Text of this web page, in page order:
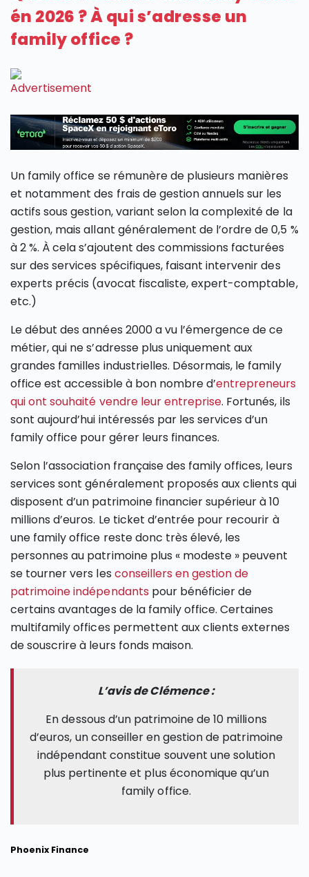
én 2026 ? À qui s’adresse un
family office ?
Un family office se rémunère de plusieurs manières
et notamment des frais de gestion annuels sur les
actifs sous gestion, variant selon la complexité de la
gestion, mais allant généralement de l’ordre de 0,5 %
à 2 %. À cela s’ajoutent des commissions facturées
sur des services spécifiques, faisant intervenir des
experts précis (avocat fiscaliste, expert-comptable,
etc.)
Le début des années 2000 a vu l’émergence de ce
métier, qui ne s’adresse plus uniquement aux
grandes familles industrielles. Désormais, le family
office est accessible à bon nombre d’entrepreneurs
qui ont souhaité vendre leur entreprise. Fortunés, ils
sont aujourd’hui intéressés par les services d’un
family office pour gérer leurs finances.
Selon l’association française des family offices, leurs
services sont généralement proposés aux clients qui
disposent d’un patrimoine financier supérieur à 10
millions d’euros. Le ticket d’entrée pour recourir à
une family office reste donc très élevé, les
personnes au patrimoine plus « modeste » peuvent
se tourner vers les conseillers en gestion de
patrimoine indépendants pour bénéficier de
certains avantages de la family office. Certaines
multifamily offices permettent aux clients externes
de souscrire à leurs fonds maison.
L’avis de Clémence :
En dessous d’un patrimoine de 10 millions
d’euros, un conseiller en gestion de patrimoine
indépendant constitue souvent une solution
plus pertinente et plus économique qu’un
family office.
Phoenix Finance